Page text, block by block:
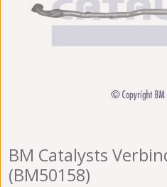
BM Catalysts
(BM50158)